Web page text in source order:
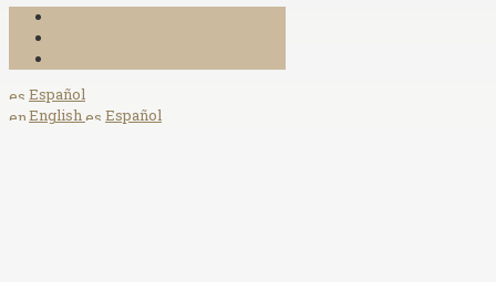
Español
English
Español